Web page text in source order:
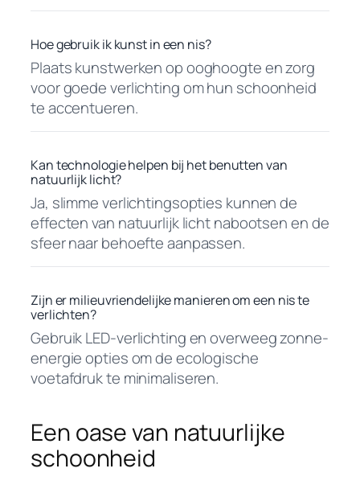
Hoe gebruik ik kunst in een nis?
Plaats kunstwerken op ooghoogte en zorg
voor goede verlichting om hun schoonheid
te accentueren.
Kan technologie helpen bij het benutten van
natuurlijk licht?
Ja, slimme verlichtingsopties kunnen de
effecten van natuurlijk licht nabootsen en de
sfeer naar behoefte aanpassen.
Zijn er milieuvriendelijke manieren om een nis te
verlichten?
Gebruik LED-verlichting en overweeg zonne-
energie opties om de ecologische
voetafdruk te minimaliseren.
Een oase van natuurlijke
schoonheid